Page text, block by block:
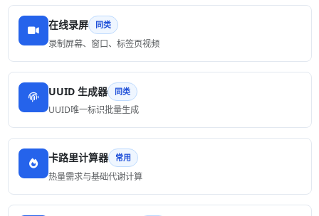
在线录屏 同类
录制屏幕、窗口、标签页视频
UUID 生成器 同类
UUID唯一标识批量生成
卡路里计算器 常用
热量需求与基础代谢计算